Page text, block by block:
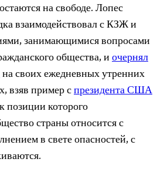
на свободе. Лопес
взаимодействовал с КЗЖ и
занимающимися вопросами
общества, иочернял
на своих ежедневных утренних
взяв пример спрезидента США
позиции которого
страны относится с
в свете опасностей, с